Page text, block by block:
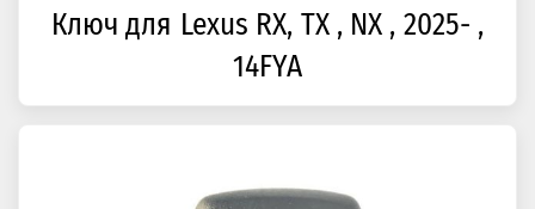
Ключ для Lexus RX, TX , NX , 2025- ,
14FYA